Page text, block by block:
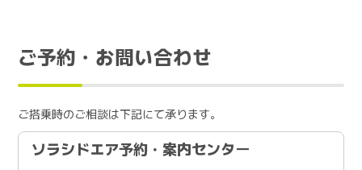
ご予約・お問い合わせ
ご搭乗時のご相談は下記にて承ります。
ソラシドエア予約・案内センター